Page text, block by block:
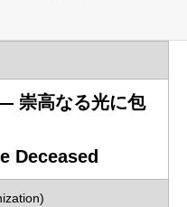
崇高なる光に包
Deceased